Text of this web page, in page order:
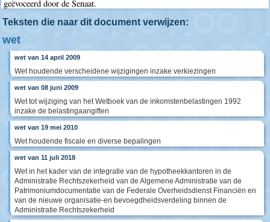
geëvoceerd door de Senaat.
Teksten die naar dit document verwijzen:
wet
wet van 14 april 2009
Wet houdende verscheidene wijzigingen inzake verkiezingen
wet van 08 juni 2009
Wet tot wijziging van het Wetboek van de inkomstenbelastingen 1992
inzake de belastingaangiften
wet van 19 mei 2010
Wet houdende fiscale en diverse bepalingen
wet van 11 juli 2018
Wet in het kader van de integratie van de hypotheekkantoren in de
Administratie Rechtszekerheid van de Algemene Administratie van de
Patrimoniumdocumentatie van de Federale Overheidsdienst Financiën en
van de nieuwe organisatie-en bevoegdheidsverdeling binnen de
Administratie Rechtszekerheid